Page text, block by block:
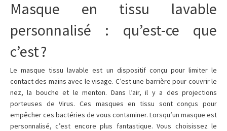
Masque en tissu lavable
personnalisé : qu’est-ce que
c’est ?
Le masque tissu lavable est un dispositif conçu pour limiter le
contact des mains avec le visage. C’est une barrière pour couvrir le
nez, la bouche et le menton. Dans l’air, il y a des projections
porteuses de Virus. Ces masques en tissu sont conçus pour
empêcher ces bactéries de vous contaminer. Lorsqu’un masque est
personnalisé, c’est encore plus fantastique. Vous choisissez le